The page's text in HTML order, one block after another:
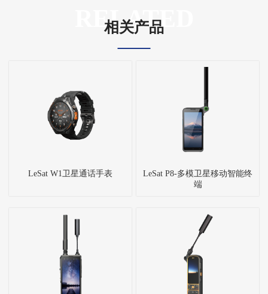
RELATED
相关产品
LeSat W1卫星通话手表
LeSat P8-多模卫星移动智能终
端